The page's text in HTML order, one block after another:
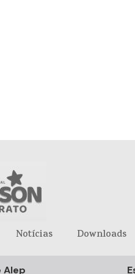
Notícias Downloads
Alep